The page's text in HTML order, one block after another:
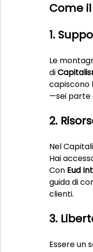
Come
1.
Le
di
capiscono
—sei parte
2.
Nel
Hai
Con Eud
guida di
clienti.
3.
Essere un